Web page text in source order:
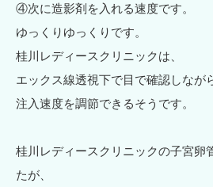
④次に造影剤を入れる速度です。
ゆっくりゆっくりです。
桂川レディースクリニックは、
エックス線透視下で目で確認しなが
注入速度を調節できるそうです。
桂川レディースクリニックの子宮卵
たが、